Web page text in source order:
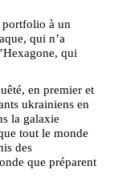
portfolio à un
qui n’a
qui
en premier et
ukrainiens en
la galaxie
tout le monde
des
que préparent